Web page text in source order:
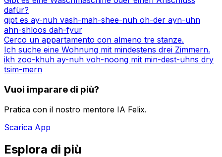
dafür?
gipt es ay-nuh vash-mah-shee-nuh oh-der ayn-uhn
ahn-shloos dah-fyur
Cerco un appartamento con almeno tre stanze.
Ich suche eine Wohnung mit mindestens drei Zimmern.
ikh zoo-khuh ay-nuh voh-noong mit min-dest-uhns dry
tsim-mern
Vuoi imparare di più?
Pratica con il nostro mentore IA Felix.
Scarica App
Esplora di più